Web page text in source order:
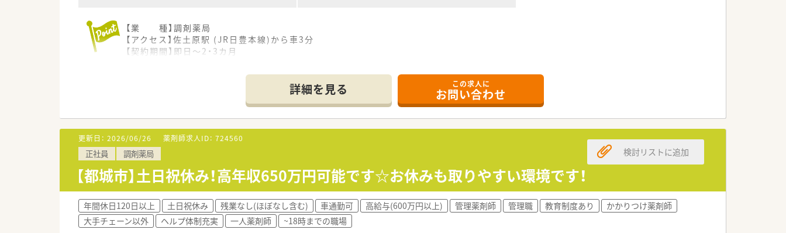
【業 種】調剤薬局
【アクセス】佐土原駅 (JR日豊本線)から車3分
【契約期間】即日～2・3カ月
月火木金 ➀08:30～17:30(休憩60分)
➀09:00～18:00(休憩60分)
水土 ➀08:30～12:30(休憩00分)
➁09:00～13:00(休憩00分)
※上記より週40時間のシフト制
【応需科目】内科,循環器科
【応需枚数】60枚
【人員体制】
薬剤師正社員2名、事務2名
********************************
＼手厚いサポートが魅力のファルマスタッフ／
■万全のサポート体制：2名体制で担当がつきしっかりサポート！
■各種保険を完備：社会保険(週20時間以上)/雇用保険/薬剤師賠償責任保険
詳細を見る この求人に
お問い合わせ
更新日： 2026/06/26 薬剤師求人ID： 724560
正社員 調剤薬局
【都城市】土日祝休み！高年収650万円可能です☆お休みも取りやすい環境です！
検討リストに追加
年間休日120日以上 土日祝休み 残業なし(ほぼなし含む) 車通勤可 高給与(600万円以上) 管理薬剤師 管理職 教育制度あり
かかりつけ薬剤師
大手チェーン以外
ヘルプ体制充実 一人薬剤師 ~18時までの職場